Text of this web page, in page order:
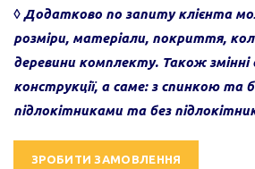
◊ Додатково по запиту клієнта
розміри, матеріали, покриття,
деревини комплекту. Також змінні
конструкції, а саме: з спинкою та
підлокітниками та без
ЗРОБИТИ ЗАМОВЛЕННЯ